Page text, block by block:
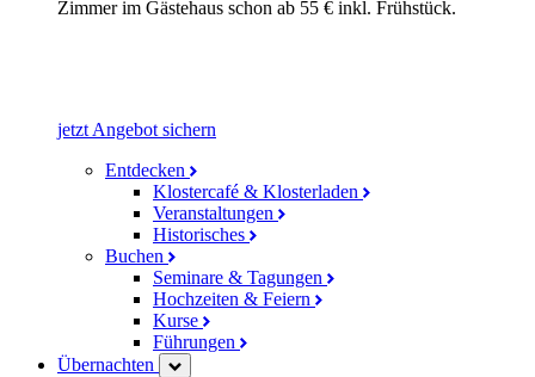
Zimmer im Gästehaus schon ab 55 € inkl. Frühstück.
jetzt Angebot sichern
Entdecken
Klostercafé & Klosterladen
Veranstaltungen
Historisches
Buchen
Seminare & Tagungen
Hochzeiten & Feiern
Kurse
Führungen
Übernachten